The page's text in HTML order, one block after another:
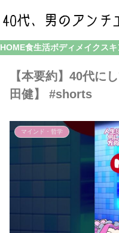
HOME食生活ボディメイク ス
【本要約】40代に
田健】 #shorts
マインド・哲学